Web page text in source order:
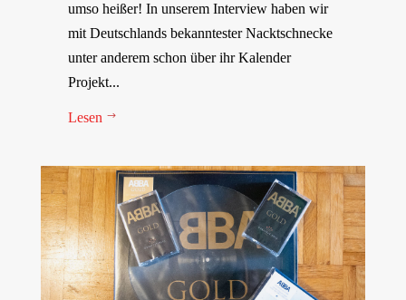
umso heißer! In unserem Interview haben wir
mit Deutschlands bekanntester Nacktschnecke
unter anderem schon über ihr Kalender
Projekt...
Lesen $